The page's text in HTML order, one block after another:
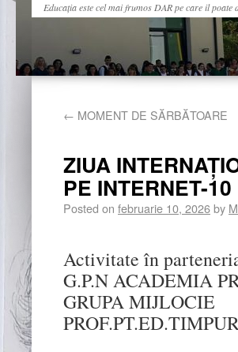
Educația este cel mai frumos DAR pe care il poate
← MOMENT DE SĂRBĂTOARE
ZIUA
PE INTERNET-
Posted on februarie 10, 2026by
Activitate în
G.P.N ACADEMIA
GRUPA MIJLOCIE